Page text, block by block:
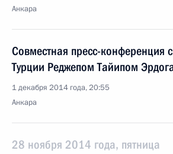
Анкара
Совместная пресс-конференция
Турции Реджепом Тайипом
1 декабря 2014 года, 20:55
Анкара
28 ноября 2014 года, пятница